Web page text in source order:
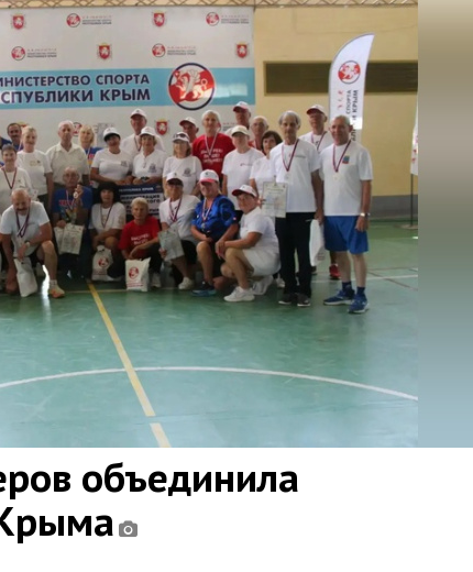
объединила